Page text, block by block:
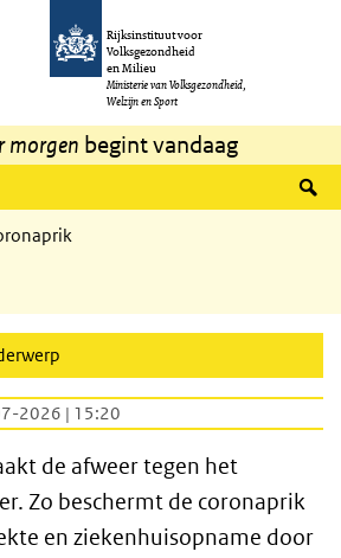
gaan
Rijksinstituut voor
Volksgezondheid
en Milieu
Ministerie van Volksgezondheid,
Welzijn en Sport
morgen begint vandaag
2026 | 15:20
de afweer tegen het
Zo beschermt de coronaprik
en ziekenhuisopname door